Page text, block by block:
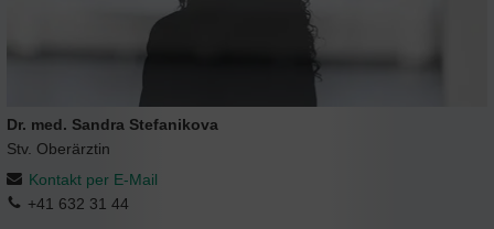
Dr. med. Sandra Stefanikova
Stv. Oberärztin
Kontakt per E-Mail
+41 632 31 44